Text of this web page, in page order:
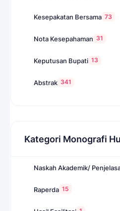
Kesepakatan Bersama 73
Nota Kesepahaman 31
Keputusan Bupati 13
Abstrak 341
Kategori Monografi
Naskah Akademik/
Raperda 15